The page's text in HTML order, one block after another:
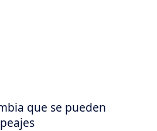
que se pueden